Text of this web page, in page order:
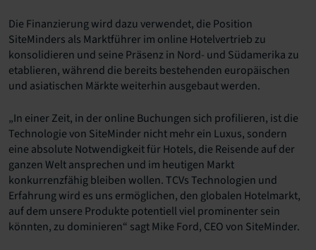
Die Finanzierung wird dazu verwendet, die Position
SiteMinders als Marktführer im online Hotelvertrieb zu
konsolidieren und seine Präsenz in Nord- und Südamerika zu
etablieren, während die bereits bestehenden europäischen
und asiatischen Märkte weiterhin ausgebaut werden.
„In einer Zeit, in der online Buchungen sich profilieren, ist die
Technologie von SiteMinder nicht mehr ein Luxus, sondern
eine absolute Notwendigkeit für Hotels, die Reisende auf der
ganzen Welt ansprechen und im heutigen Markt
konkurrenzfähig bleiben wollen. TCVs Technologien und
Erfahrung wird es uns ermöglichen, den globalen Hotelmarkt,
auf dem unsere Produkte potentiell viel prominenter sein
könnten, zu dominieren“ sagt Mike Ford, CEO von SiteMinder.